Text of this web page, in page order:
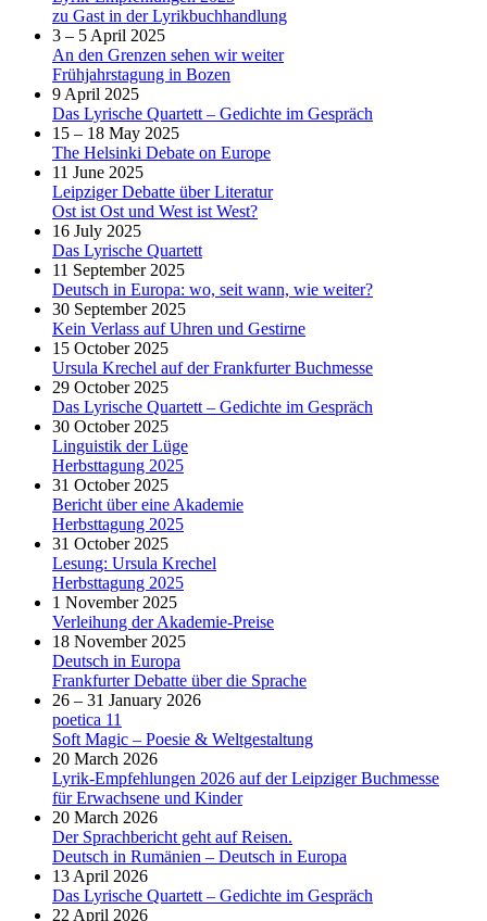
zu Gast in der Lyrikbuchhandlung
3 – 5 April 2025
An den Grenzen sehen wir weiter
Frühjahrstagung in Bozen
9 April 2025
Das Lyrische Quartett – Gedichte im Gespräch
15 – 18 May 2025
The Helsinki Debate on Europe
11 June 2025
Leipziger Debatte über Literatur
Ost ist Ost und West ist West?
16 July 2025
Das Lyrische Quartett
11 September 2025
Deutsch in Europa: wo, seit wann, wie weiter?
30 September 2025
Kein Verlass auf Uhren und Gestirne
15 October 2025
Ursula Krechel auf der Frankfurter Buchmesse
29 October 2025
Das Lyrische Quartett – Gedichte im Gespräch
30 October 2025
Linguistik der Lüge
Herbsttagung 2025
31 October 2025
Bericht über eine Akademie
Herbsttagung 2025
31 October 2025
Lesung: Ursula Krechel
Herbsttagung 2025
1 November 2025
Verleihung der Akademie-Preise
18 November 2025
Deutsch in Europa
Frankfurter Debatte über die Sprache
26 – 31 January 2026
poetica 11
Soft Magic – Poesie & Weltgestaltung
20 March 2026
Lyrik-Empfehlungen 2026 auf der Leipziger Buchmesse
für Erwachsene und Kinder
20 March 2026
Der Sprachbericht geht auf Reisen.
Deutsch in Rumänien – Deutsch in Europa
13 April 2026
Das Lyrische Quartett – Gedichte im Gespräch
22 April 2026